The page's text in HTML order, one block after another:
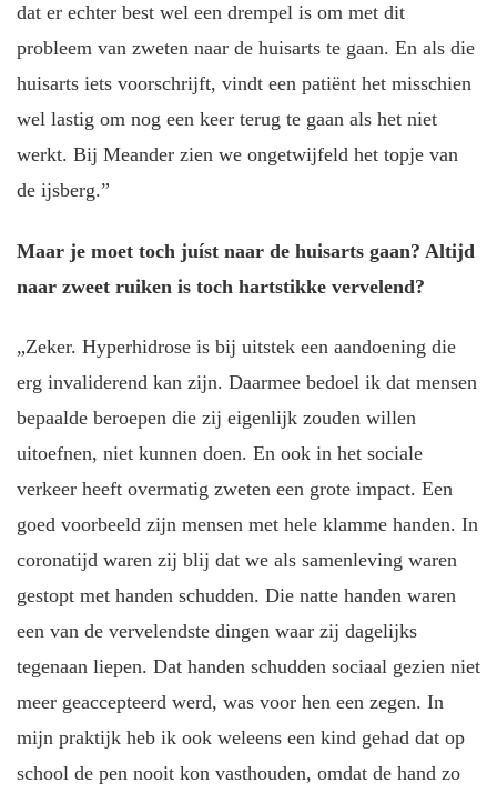
dat er echter best wel een drempel is om met dit
probleem van zweten naar de huisarts te gaan. En als die
huisarts iets voorschrijft, vindt een patiënt het misschien
wel lastig om nog een keer terug te gaan als het niet
werkt. Bij Meander zien we ongetwijfeld het topje van
de ijsberg.”
Maar je moet toch juíst naar de huisarts gaan? Altijd
naar zweet ruiken is toch hartstikke vervelend?
„Zeker. Hyperhidrose is bij uitstek een aandoening die
erg invaliderend kan zijn. Daarmee bedoel ik dat mensen
bepaalde beroepen die zij eigenlijk zouden willen
uitoefnen, niet kunnen doen. En ook in het sociale
verkeer heeft overmatig zweten een grote impact. Een
goed voorbeeld zijn mensen met hele klamme handen. In
coronatijd waren zij blij dat we als samenleving waren
gestopt met handen schudden. Die natte handen waren
een van de vervelendste dingen waar zij dagelijks
tegenaan liepen. Dat handen schudden sociaal gezien niet
meer geaccepteerd werd, was voor hen een zegen. In
mijn praktijk heb ik ook weleens een kind gehad dat op
school de pen nooit kon vasthouden, omdat de hand zo